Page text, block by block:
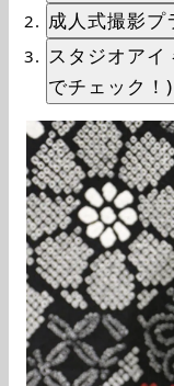
成人式撮影プ
スタジオアイ
でチェック！)